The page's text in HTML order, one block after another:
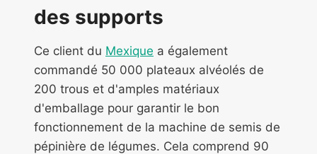
des supports
Ce client du Mexique a également
commandé 50 000 plateaux alvéolés de
200 trous et d'amples matériaux
d'emballage pour garantir le bon
fonctionnement de la machine de semis de
pépinière de légumes. Cela comprend 90